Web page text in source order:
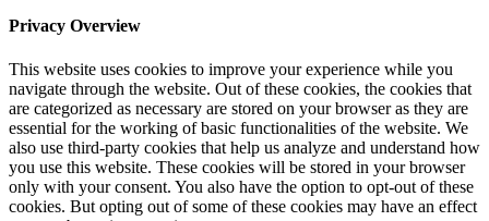
Privacy Overview
This website uses cookies to improve your experience while you
navigate through the website. Out of these cookies, the cookies that
are categorized as necessary are stored on your browser as they are
essential for the working of basic functionalities of the website. We
also use third-party cookies that help us analyze and understand how
you use this website. These cookies will be stored in your browser
only with your consent. You also have the option to opt-out of these
cookies. But opting out of some of these cookies may have an effect